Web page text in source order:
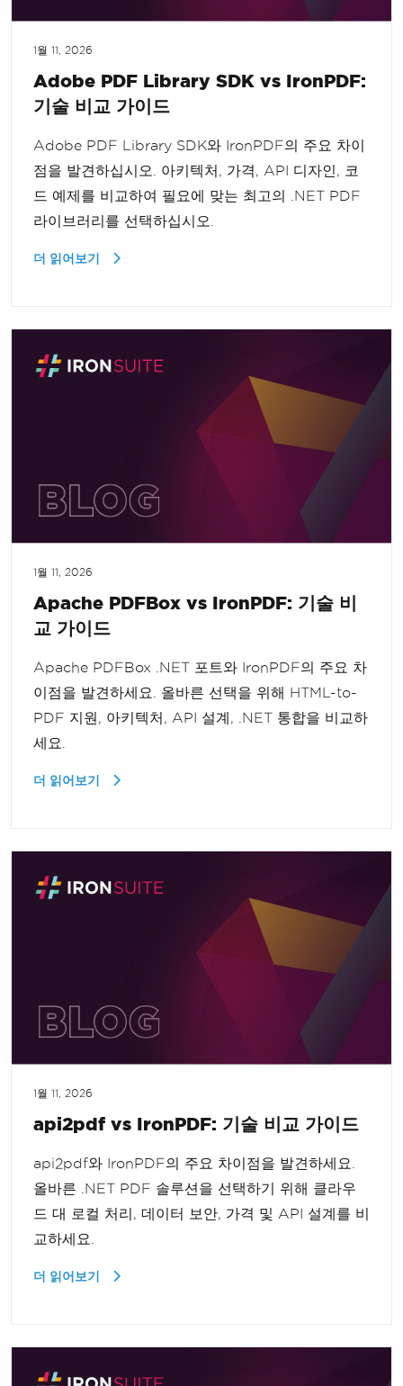
1월 11, 2026
Adobe PDF Library SDK vs IronPDF:
기술 비교 가이드
Adobe PDF Library SDK와 IronPDF의 주요 차이
점을 발견하십시오. 아키텍처, 가격, API 디자인, 코
드 예제를 비교하여 필요에 맞는 최고의 .NET PDF
라이브러리를 선택하십시오.
더 읽어보기
1월 11, 2026
Apache PDFBox vs IronPDF: 기술 비
교 가이드
Apache PDFBox .NET 포트와 IronPDF의 주요 차
이점을 발견하세요. 올바른 선택을 위해 HTML-to-
PDF 지원, 아키텍처, API 설계, .NET 통합을 비교하
세요.
더 읽어보기
1월 11, 2026
api2pdf vs IronPDF: 기술 비교 가이드
api2pdf와 IronPDF의 주요 차이점을 발견하세요.
올바른 .NET PDF 솔루션을 선택하기 위해 클라우
드 대 로컬 처리, 데이터 보안, 가격 및 API 설계를 비
교하세요.
더 읽어보기